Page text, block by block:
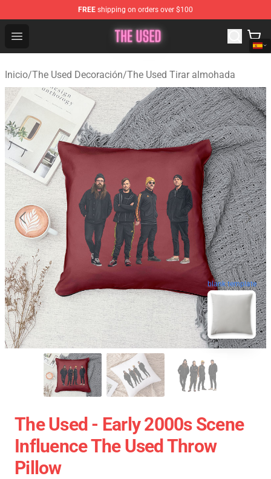
FREE shipping on orders over $100
Open menu
The Used Store - Official The Used Merchandise Shop
Inicio/The Used Decoración/The Used Tirar almohada
blank template
The Used - Early 2000s Scene
Influence The Used Throw
Pillow